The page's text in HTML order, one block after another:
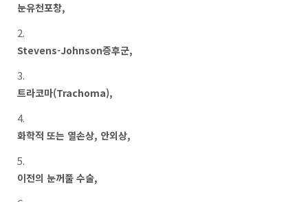
눈유천포창,
Stevens-Johnson증후군,
트라코마(Trachoma),
화학적 또는 열손상, 안외상,
이전의 눈꺼풀 수술,